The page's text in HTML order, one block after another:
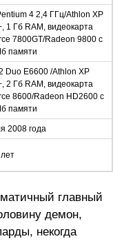
4 2,4 ГГц/Athlon ХР
1 Гб RAM, видеокарта
7800GT/Radeon 9800 с
памяти
Duo E6600 /Athlon XР
2 Гб RAM, видеокарта
8600/Radeon HD2600 с
памяти
2008 года
главный
демон,
некогда